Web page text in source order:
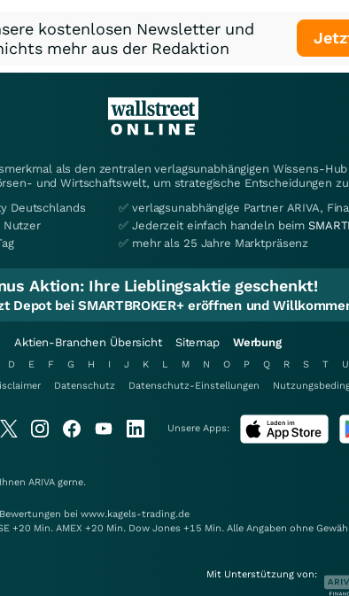
kostenlosen Newsletter und
mehr aus der Redaktion
als den zentralen verlagsunabhängigen Wissens-
und Wirtschaftswelt, um strategische Entscheidungen
Deutschlands
Nutzer
✅ verlagsunabhängige Partner ARIVA,
✅ Jederzeit einfach handeln beim
✅ mehr als 25 Jahre Marktpräsenz
Aktion: Ihre Lieblingsaktie geschenkt!
Depot bei SMARTBROKER+ eröffnen und
Aktien-Branchen Übersicht Sitemap Werbung
D E F G H I J K L M N O P Q R S T U
Datenschutz Datenschutz-Einstellungen
Unsere Apps:
ARIVA gerne.
bei www.kagels-trading.de
+20 Min. AMEX +20 Min. Dow Jones +15 Min. Alle Angaben ohne
Mit Unterstützung von: